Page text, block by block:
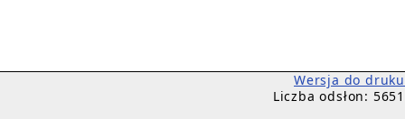
Wersja do druku
Liczba odsłon: 5651